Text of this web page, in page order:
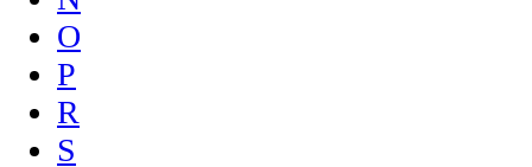
O
P
R
S